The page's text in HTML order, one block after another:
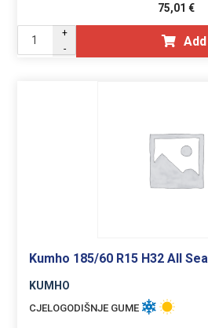
75,01 €
+
-
Kumho 185/60 R15 H32 All
KUMHO
CJELOGODIŠNJE GUME